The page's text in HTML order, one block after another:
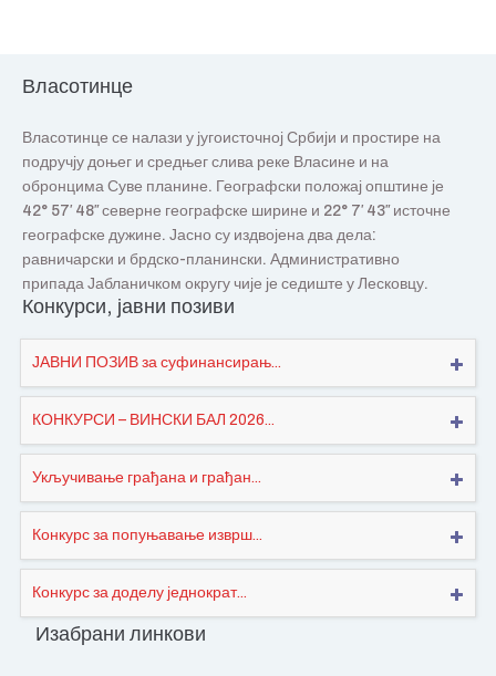
Власотинце
Власотинце се налази у југоисточној Србији и простире на
подручју доњег и средњег слива реке Власине и на
обронцима Суве планине. Географски положај општине је
42° 57′ 48″ северне географске ширине и 22° 7′ 43″ источне
географске дужине. Јасно су издвојена два дела:
равничарски и брдско-планински. Административно
припада Јабланичком округу чије је седиште у Лесковцу.
Конкурси, јавни позиви
ЈАВНИ ПОЗИВ за суфинансирањ...
КОНКУРСИ – ВИНСКИ БАЛ 2026...
Укључивање грађана и грађан...
Конкурс за попуњавање изврш...
Конкурс за доделу једнократ...
Изабрани линкови